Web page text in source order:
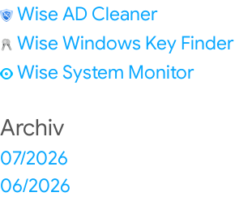
Wise AD Cleaner
Wise Windows Key Finder
Wise System Monitor
Archiv
07/2026
06/2026